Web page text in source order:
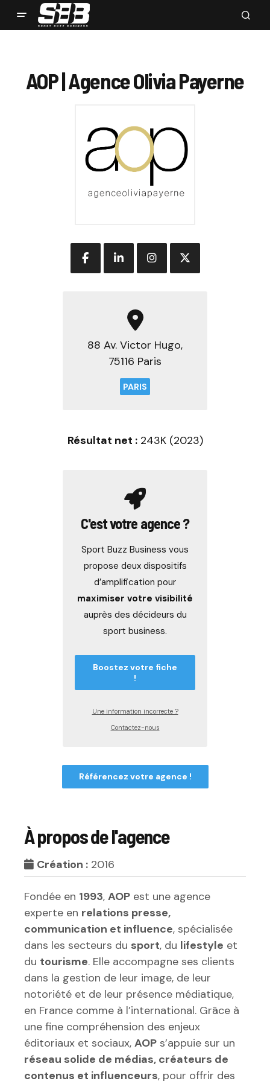
AOP | Agence Olivia Payerne
88 Av. Victor Hugo,
75116 Paris
PARIS
Résultat net :243K (2023)
C'est votre agence ?
Sport Buzz Business vous
propose deux dispositifs
d’amplification pour
maximiser votre visibilité
auprès des décideurs du
sport business.
Boostez votre fiche
!
Une information incorrecte ?
Contactez-nous
Référencez votre agence !
À propos de l'agence
Création : 2016
Fondée en 1993, AOP est une agence
experte en relations presse,
communication et influence, spécialisée
dans les secteurs du sport, du lifestyle et
du tourisme. Elle accompagne ses clients
dans la gestion de leur image, de leur
notoriété et de leur présence médiatique,
en France comme à l’international. Grâce à
une fine compréhension des enjeux
éditoriaux et sociaux, AOP s’appuie sur un
réseau solide de médias, créateurs de
contenus et influenceurs, pour offrir des